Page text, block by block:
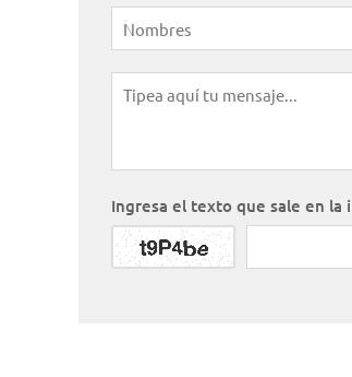
Ingresa el texto que sale en la